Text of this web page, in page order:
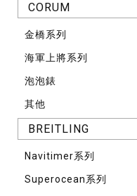
CORUM
⾦橋系列
海軍上將系列
泡泡錶
其他
BREITLING
Navitimer系列
Superocean系列